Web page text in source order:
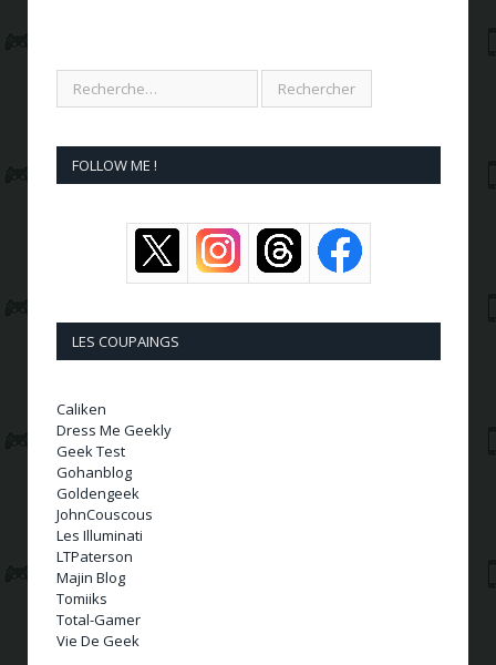
FOLLOW ME !
LES COUPAINGS
Caliken
Dress Me Geekly
Geek Test
Gohanblog
Goldengeek
JohnCouscous
Les Illuminati
LTPaterson
Majin Blog
Tomiiks
Total-Gamer
Vie De Geek